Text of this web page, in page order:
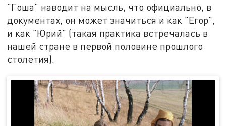
"Гоша" наводит на мысль, что официально, в
документах, он может значиться и как "Егор",
и как "Юрий" (такая практика встречалась в
нашей стране в первой половине прошлого
столетия).